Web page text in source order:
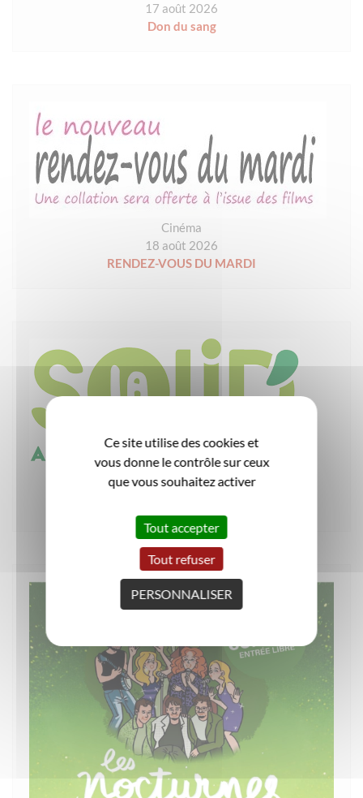
17 août 2026
Don du sang
Cinéma
18 août 2026
RENDEZ-VOUS DU MARDI
Événement associatif
19 août 2026
Ce site utilise des cookies et
vous donne le contrôle sur ceux
que vous souhaitez activer
Tout accepter
Tout refuser
PERSONNALISER